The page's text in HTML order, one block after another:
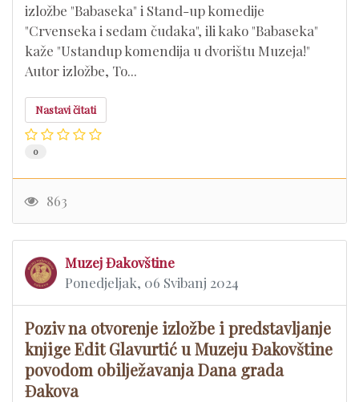
izložbe "Babaseka" i Stand-up komedije
"Crvenseka i sedam čudaka", ili kako "Babaseka"
kaže "Ustandup komendija u dvorištu Muzeja!"
Autor izložbe, To...
Nastavi čitati
0
863
Muzej Đakovštine
Ponedjeljak, 06 Svibanj 2024
Poziv na otvorenje izložbe i predstavljanje
knjige Edit Glavurtić u Muzeju Đakovštine
povodom obilježavanja Dana grada
Đakova